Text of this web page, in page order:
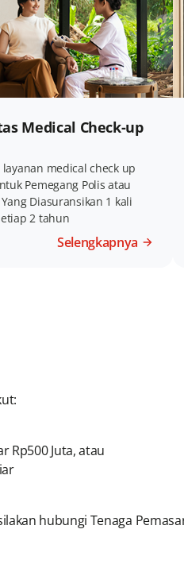
Medical Check-up
medical check up
Pemegang Polis atau
Diasuransikan 1 kali
2 tahun
Selengkapnya
Rp500 Juta, atau
hubungi Tenaga